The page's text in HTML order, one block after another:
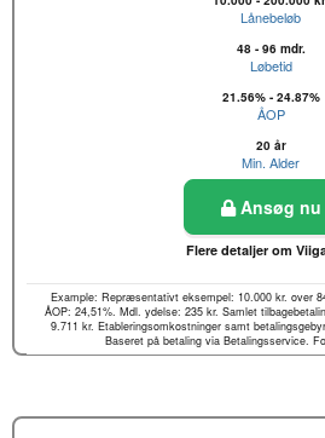
Lånebeløb
48 - 96 mdr.
Løbetid
21.56% - 24.87%
ÅOP
20 år
Min. Alder
Ansøg nu
Flere detaljer om
Example: Repræsentativt eksempel: 10.000 kr. over
ÅOP: 24,51%. Mdl. ydelse: 235 kr. Samlet
9.711 kr. Etableringsomkostninger samt
Baseret på betaling via Betalingsservice.